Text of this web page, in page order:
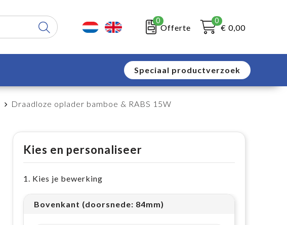
0
Offerte
0
€ 0,00
Speciaal productverzoek
Draadloze oplader bamboe & RABS 15W
Kies en personaliseer
1. Kies je bewerking
Bovenkant (doorsnede: 84mm)